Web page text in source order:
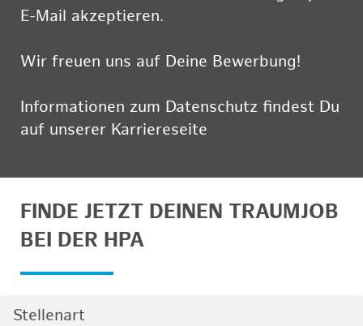
E-Mail akzeptieren.
Wir freuen uns auf Deine Bewerbung!
Informationen zum Datenschutz findest Du
auf unserer Karriereseite
FINDE JETZT DEINEN TRAUMJOB
BEI DER HPA
Stellenart